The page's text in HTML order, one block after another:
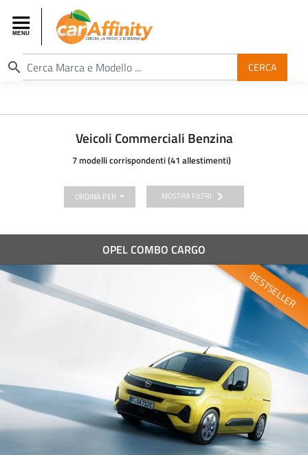
search CERCA
Veicoli Commerciali Benzina
7 modelli corrispondenti (41 allestimenti)
ORDINA PER MOSTRA FILTRI chevron_right
OPEL COMBO CARGO
BESTSELLER